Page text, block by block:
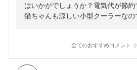
はいかがでしょうか？電気代が節
猫ちゃんも涼しい小型クーラーなの
全てのおすすめコメント（